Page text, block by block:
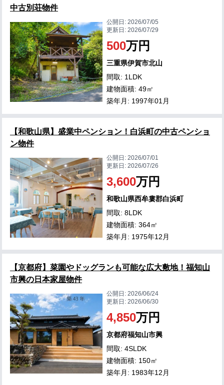
中古別荘物件
公開日:2026/07/05
更新日:2026/07/29
500万円
三重県伊賀市北山
間取: 1LDK
建物面積: 49㎡
築年月: 1997年01月
【和歌山県】盛業中ペンション！白浜町の中古ペンショ
ン物件
公開日:2026/07/01
更新日:2026/07/26
3,600万円
和歌山県西牟婁郡白浜町
間取: 8LDK
建物面積: 364㎡
築年月: 1975年12月
【京都府】菜園やドッグランも可能な広大敷地！福知山
市興の日本家屋物件
公開日:2026/06/24
更新日:2026/06/30
4,850万円
京都府福知山市興
間取: 4SLDK
建物面積: 150㎡
築年月: 1983年12月